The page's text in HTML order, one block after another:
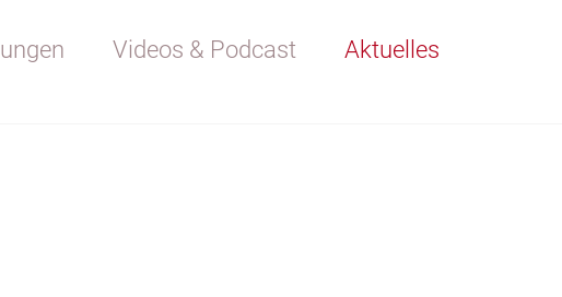
Videos & Podcast
Aktuelles